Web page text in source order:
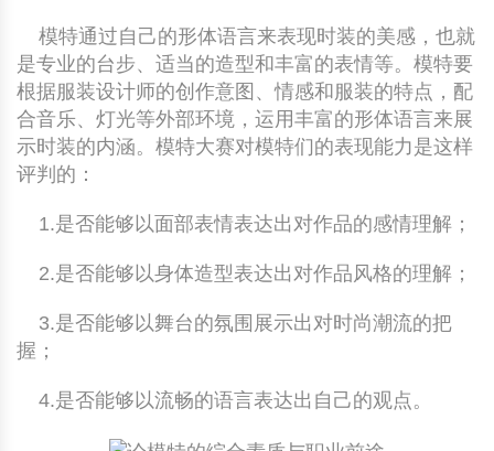
模特通过自己的形体语言来表现时装的美感，也就
是专业的台步、适当的造型和丰富的表情等。模特要
根据服装设计师的创作意图、情感和服装的特点，配
合音乐、灯光等外部环境，运用丰富的形体语言来展
示时装的内涵。模特大赛对模特们的表现能力是这样
评判的：
1.是否能够以面部表情表达出对作品的感情理解；
2.是否能够以身体造型表达出对作品风格的理解；
3.是否能够以舞台的氛围展示出对时尚潮流的把
握；
4.是否能够以流畅的语言表达出自己的观点。